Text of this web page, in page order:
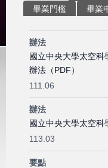
畢業門檻
畢業
辦法
國立中央大學太空
辦法（PDF）
111.06
辦法
國立中央大學太空科
113.03
要點